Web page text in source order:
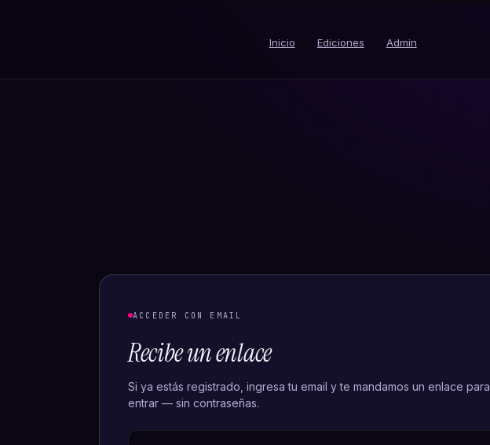
Inicio Ediciones Admin
ACCEDER CON EMAIL
Recibe un enlace
Si ya estás registrado, ingresa tu email y te mandamos un enlace para
entrar — sin contraseñas.